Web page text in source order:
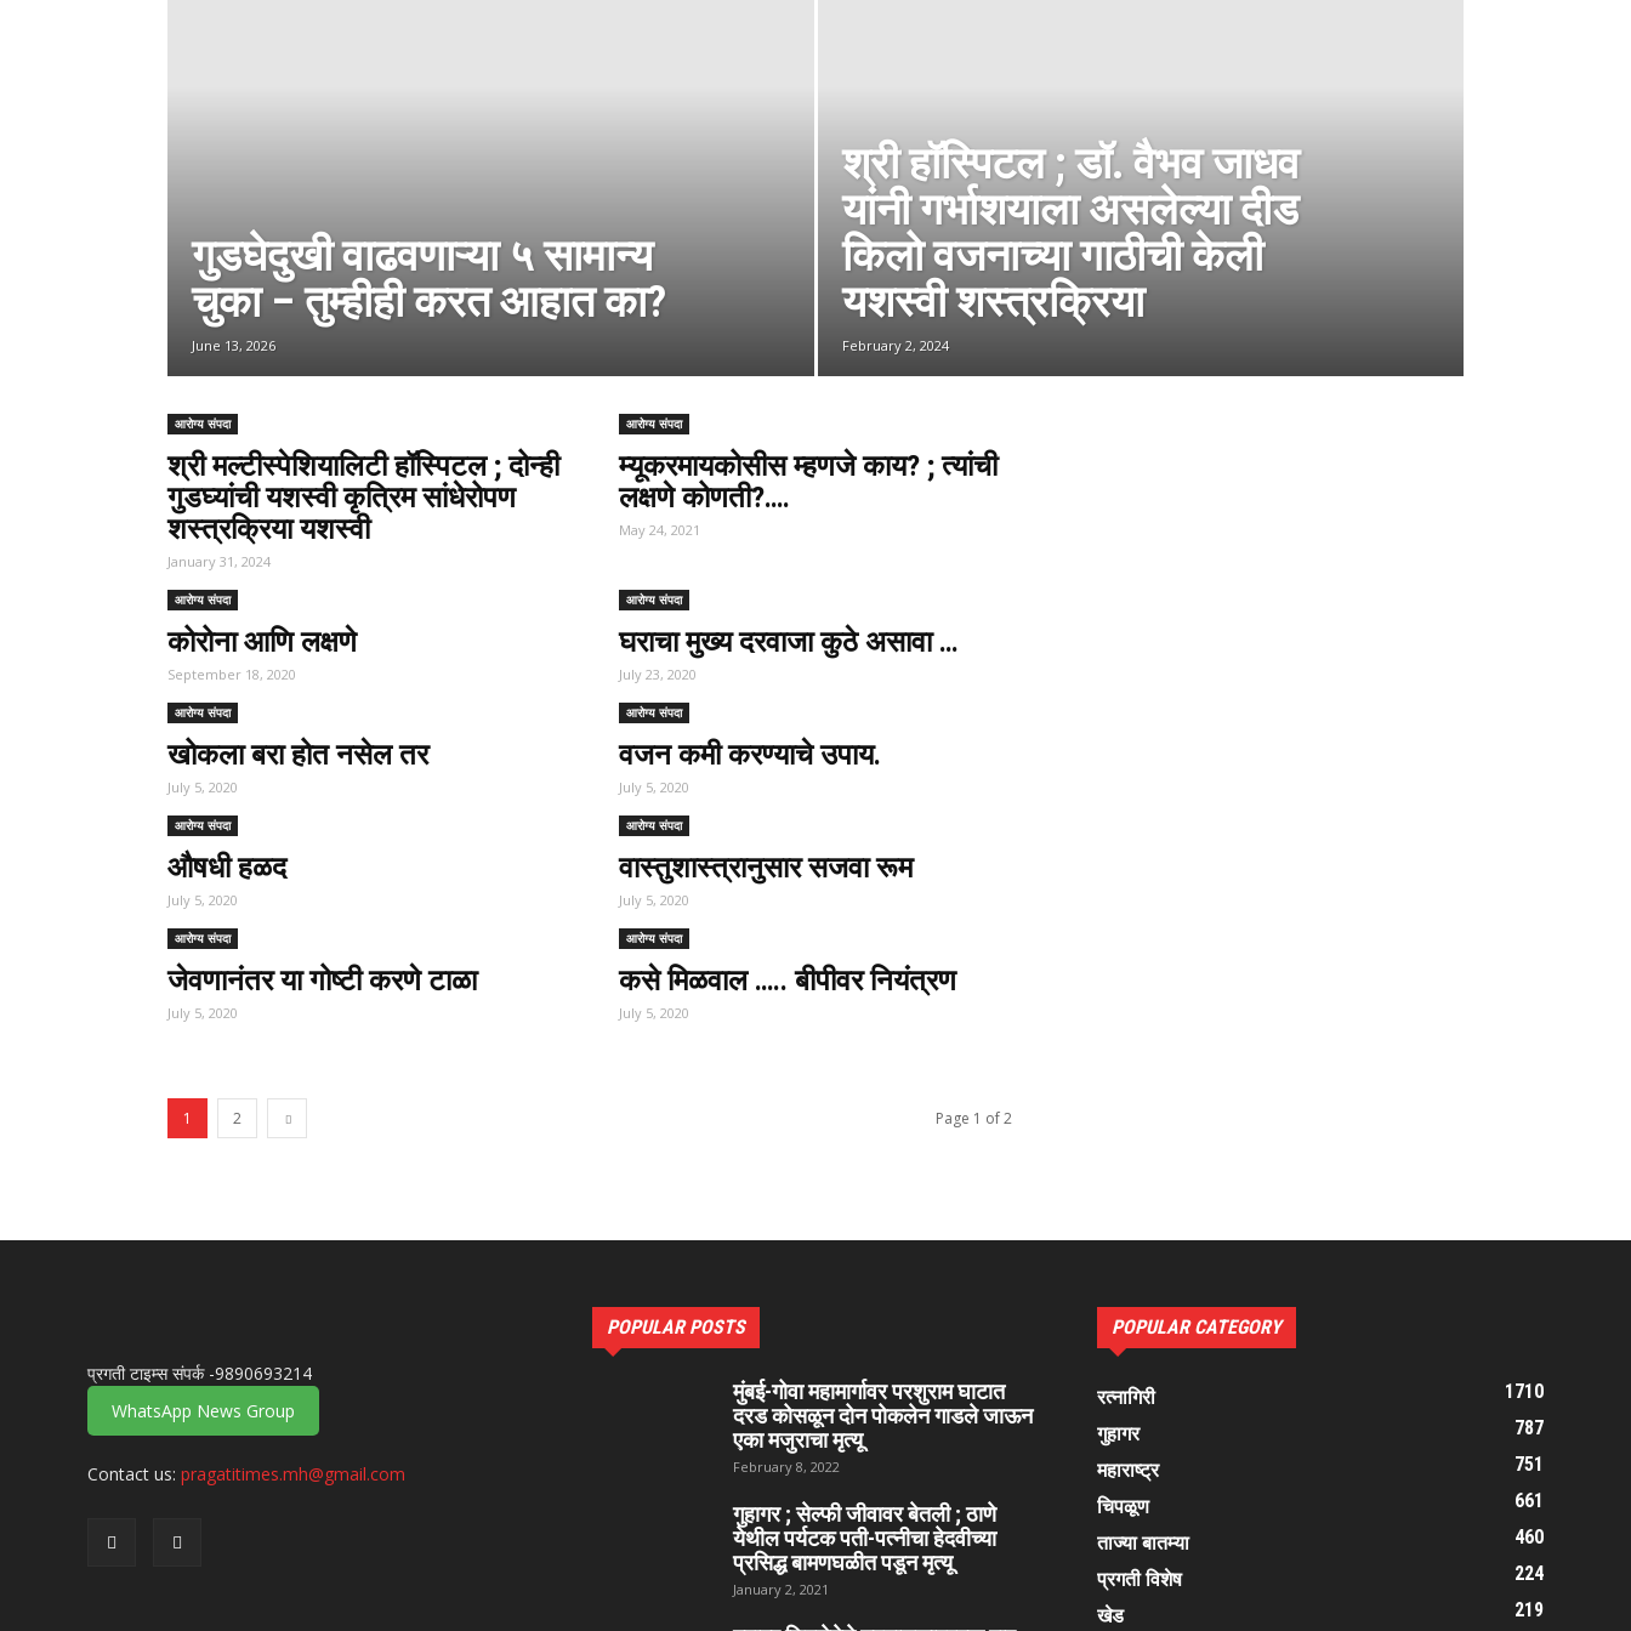
गुडघेदुखी वाढवणाऱ्या ५ सामान्य
चुका – तुम्हीही करत आहात का?
June 13, 2026
श्री हॉस्पिटल ; डॉ. वैभव जाधव
यांनी गर्भाशयाला असलेल्या दीड
किलो वजनाच्या गाठीची केली
यशस्वी शस्त्रक्रिया
February 2, 2024
आरोग्य संपदा
श्री मल्टीस्पेशियालिटी हॉस्पिटल ; दोन्ही
गुडघ्यांची यशस्वी कृत्रिम सांधेरोपण
शस्त्रक्रिया यशस्वी
January 31, 2024
आरोग्य संपदा
म्यूकरमायकोसीस म्हणजे काय? ; त्यांची
लक्षणे कोणती?….
May 24, 2021
आरोग्य संपदा
कोरोना आणि लक्षणे
September 18, 2020
आरोग्य संपदा
घराचा मुख्य दरवाजा कुठे असावा …
July 23, 2020
आरोग्य संपदा
खोकला बरा होत नसेल तर
July 5, 2020
आरोग्य संपदा
वजन कमी करण्याचे उपाय.
July 5, 2020
आरोग्य संपदा
औषधी हळद
July 5, 2020
आरोग्य संपदा
वास्तुशास्त्रानुसार सजवा रूम
July 5, 2020
आरोग्य संपदा
जेवणानंतर या गोष्टी करणे टाळा
July 5, 2020
आरोग्य संपदा
कसे मिळवाल ….. बीपीवर नियंत्रण
July 5, 2020
1 2 Page 1 of 2
प्रगती टाइम्स संपर्क -9890693214
WhatsApp News Group
Contact us: pragatitimes.mh@gmail.com
POPULAR POSTS
मुंबई-गोवा महामार्गावर परशुराम घाटात
दरड कोसळून दोन पोकलेन गाडले जाऊन
एका मजुराचा मृत्यू
February 8, 2022
गुहागर ; सेल्फी जीवावर बेतली ; ठाणे
येथील पर्यटक पती-पत्नीचा हेदवीच्या
प्रसिद्ध बामणघळीत पडून मृत्यू
January 2, 2021
POPULAR CATEGORY
रत्नागिरी
1710
गुहागर
787
महाराष्ट्र
751
चिपळूण
661
ताज्या बातम्या
460
प्रगती विशेष
224
खेड
219